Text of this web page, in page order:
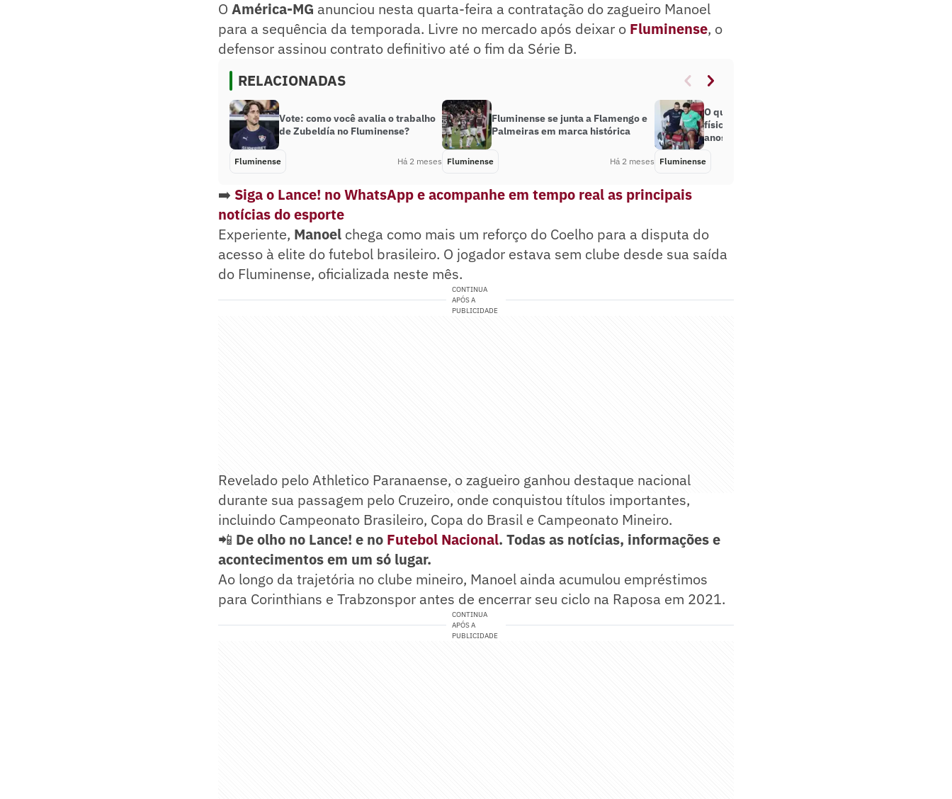
O América-MG anunciou nesta quarta-feira a contratação do zagueiro Manoel
para a sequência da temporada. Livre no mercado após deixar o Fluminense, o
defensor assinou contrato definitivo até o fim da Série B.
RELACIONADAS
Vote: como você avalia o trabalho
de Zubeldía no Fluminense?
Fluminense Há 2 meses
Fluminense se junta a Flamengo e
Palmeiras em marca histórica
Fluminense Há 2 meses
O que está por trás do preparo
físico de Hulk, o ‘jovem’ de 39
anos?
Fluminense
➡️ Siga o Lance! no WhatsApp eacompanhe em tempo real as principais
notícias do esporte
Experiente, Manoel chega como mais um reforço do Coelho para a disputa do
acesso à elite do futebol brasileiro. O jogador estava sem clube desde sua saída
do Fluminense, oficializada neste mês.
CONTINUA
APÓS A
PUBLICIDADE
Revelado pelo Athletico Paranaense, o zagueiro ganhou destaque nacional
durante sua passagem pelo Cruzeiro, onde conquistou títulos importantes,
incluindo Campeonato Brasileiro, Copa do Brasil e Campeonato Mineiro.
📲 De olho no Lance! e no Futebol Nacional. Todas as notícias, informações e
acontecimentos em um só lugar.
Ao longo da trajetória no clube mineiro, Manoel ainda acumulou empréstimos
para Corinthians e Trabzonspor antes de encerrar seu ciclo na Raposa em 2021.
CONTINUA
APÓS A
PUBLICIDADE